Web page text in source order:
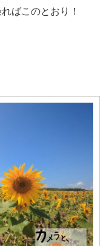
ばこのとおり！